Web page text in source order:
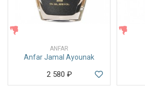
ANFAR
Anfar Jamal Ayounak
2 580 ₽